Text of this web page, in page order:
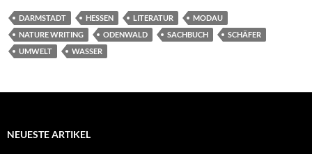
DARMSTADT HESSEN LITERATUR
MODAU
NATURE WRITING
ODENWALD SACHBUCH
SCHÄFER
UMWELT
WASSER
NEUESTE ARTIKEL